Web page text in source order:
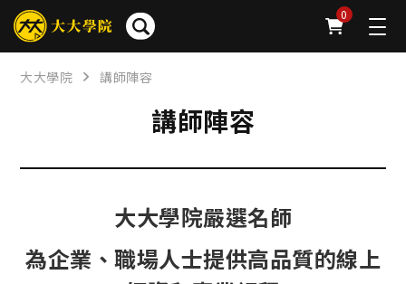
0
大大學院 講師陣容
講師陣容
大大學院嚴選名師
為企業、職場人士提供高品質的線上